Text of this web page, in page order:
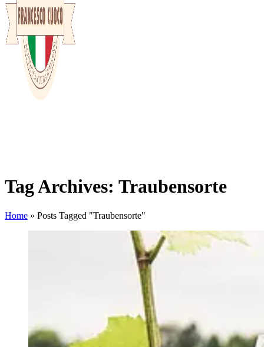
Tag Archives: Traubensorte
Home » Posts Tagged "Traubensorte"